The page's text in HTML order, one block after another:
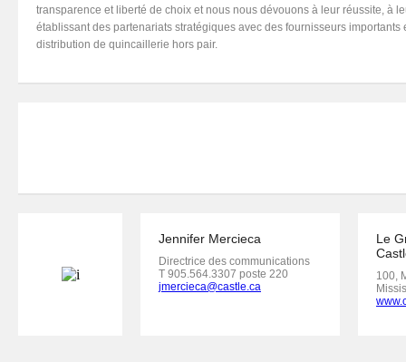
transparence et liberté de choix et nous nous dévouons à leur réussite, à
établissant des partenariats stratégiques avec des fournisseurs importants
distribution de quincaillerie hors pair.
Jennifer Mercieca
Directrice des communications
T 905.564.3307 poste 220
jmercieca@castle.ca
Le
100,